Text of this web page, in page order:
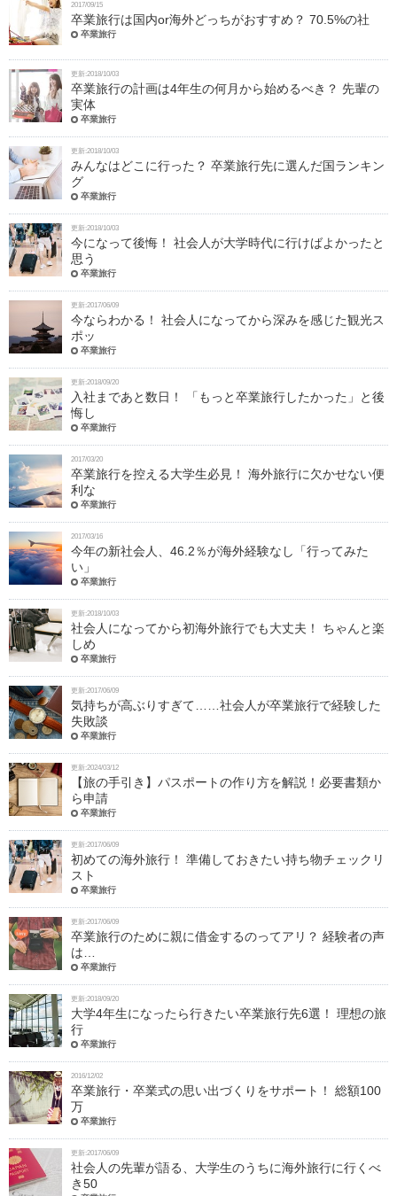
2017/09/15
卒業旅行は国内or海外どっちがおすすめ？ 70.5%の社
卒業旅行
更新:2018/10/03
卒業旅行の計画は4年生の何月から始めるべき？ 先輩の
実体
卒業旅行
更新:2018/10/03
みんなはどこに行った？ 卒業旅行先に選んだ国ランキン
グ
卒業旅行
更新:2018/10/03
今になって後悔！ 社会人が大学時代に行けばよかったと
思う
卒業旅行
更新:2017/06/09
今ならわかる！ 社会人になってから深みを感じた観光ス
ポッ
卒業旅行
更新:2018/09/20
入社まであと数日！ 「もっと卒業旅行したかった」と後
悔し
卒業旅行
2017/03/20
卒業旅行を控える大学生必見！ 海外旅行に欠かせない便
利な
卒業旅行
2017/03/16
今年の新社会人、46.2％が海外経験なし「行ってみた
い」
卒業旅行
更新:2018/10/03
社会人になってから初海外旅行でも大丈夫！ ちゃんと楽
しめ
卒業旅行
更新:2017/06/09
気持ちが高ぶりすぎて……社会人が卒業旅行で経験した
失敗談
卒業旅行
更新:2024/03/12
【旅の手引き】パスポートの作り方を解説！必要書類か
ら申請
卒業旅行
更新:2017/06/09
初めての海外旅行！ 準備しておきたい持ち物チェックリ
スト
卒業旅行
更新:2017/06/09
卒業旅行のために親に借金するのってアリ？ 経験者の声
は…
卒業旅行
更新:2018/09/20
大学4年生になったら行きたい卒業旅行先6選！ 理想の旅
行
卒業旅行
2016/12/02
卒業旅行・卒業式の思い出づくりをサポート！ 総額100
万
卒業旅行
更新:2017/06/09
社会人の先輩が語る、大学生のうちに海外旅行に行くべ
き50